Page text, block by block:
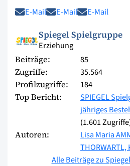
E-Mail E-Mail E-Mail
Spiegel Spielgruppe
Erziehung
Beiträge: 85
Zugriffe: 35.564
Profilzugriffe: 184
Top Bericht:
SPIEGEL
jähriges
(1.601
Autoren: Lisa Maria
THORWARTL,
Alle Beiträge zu